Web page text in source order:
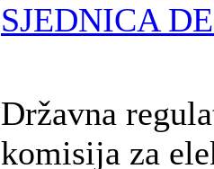
SJEDNICA
Državna
komisija za